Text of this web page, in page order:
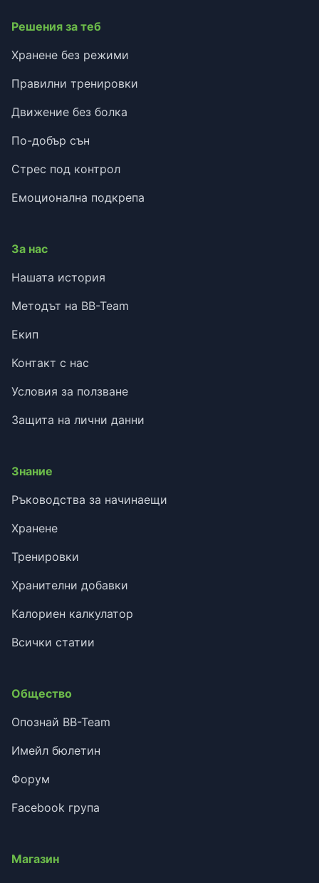
Решения за теб
Хранене без режими
Правилни тренировки
Движение без болка
По-добър сън
Стрес под контрол
Емоционална подкрепа
За нас
Нашата история
Методът на BB-Team
Екип
Контакт с нас
Условия за ползване
Защита на лични данни
Знание
Ръководства за начинаещи
Хранене
Тренировки
Хранителни добавки
Калориен калкулатор
Всички статии
Общество
Опознай BB-Team
Имейл бюлетин
Форум
Facebook група
Магазин